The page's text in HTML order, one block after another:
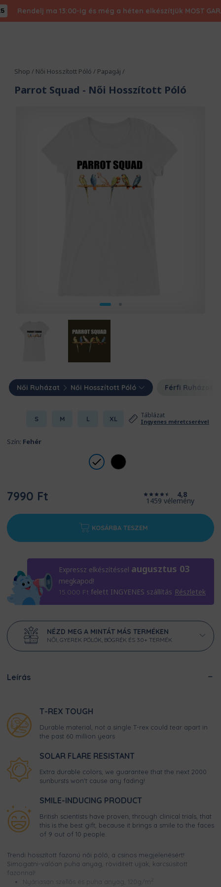
Rendelj ma 13:00-ig és még a héten elkészítjük MOST
Shop / Női Hosszított Póló / Papagáj /
Parrot Squad - Női Hosszított Póló
Női Ruházat Női Hosszított Póló Férfi Ruházat
S M L XL Táblázat
Ingyenes méretcserével
Szín: Fehér
7990 Ft 4,8
1459 vélemény
KOSÁRBA TESZEM
Expressz elkészítéssel augusztus 03
megkapod!
15.000 Ft felett INGYENES szállítás Részletek
NÉZD MEG A MINTÁT MÁS TERMÉKEN
NŐI, GYEREK PÓLÓK, BÖGRÉK ÉS 30+ TERMÉK
Leírás
T-REX TOUGH
Durable material, not a single T-rex could tear apart in
the past 60 million years
SOLAR FLARE RESISTANT
Extra durable colors, we guarantee that the next 2000
sunbursts won't cause any fading!
SMILE-INDUCING PRODUCT
British scientists have proven, through clinical trials, that
this is the best gift, because it brings a smile to the faces
of 9 out of 10 people.
Trendi hosszított fazonú női póló, a csinos megjelenésért!
Simogatni-valóan puha anyag, rövidített ujjak, karcsúsított
fazonnal!
Nyáriasan szellős és puha anyag, 120g/m